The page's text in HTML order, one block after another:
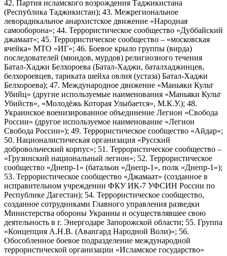
42. Партия исламского возрождения Таджикистана
(Республика Таджикистан); 43. Межрегиональное
леворадикальное анархистское движение «Народная
самооборона»; 44. Террористическое сообщество «Дуббайский
джамаат»; 45. Террористическое сообщество – «московская
ячейка» МТО «ИГ»; 46. Боевое крыло группы (вирда)
последователей (мюидов, мурдов) религиозного течения
Батал-Хаджи Белхороева (Батал-Хаджи, баталхаджинцев,
белхороевцев, тариката шейха овлия (устаза) Батал-Хаджи
Белхороева); 47. Международное движение «Маньяки Культ
Убийц» (другие используемые наименования «Маньяки Культ
Убийств», «Молодёжь Которая Улыбается», М.К.У.); 48.
Украинское военизированное объединение Легион «Свобода
России» (другое используемое наименование «Легион
Свобода России»); 49. Террористическое сообщество «Айдар»;
50. Националистическая организация «Русский
добровольческий корпус»; 51. Террористическое сообщество –
«Грузинский национальный легион»; 52. Террористическое
сообщество «Днепр-1» (батальон «Днепр-1», полк «Днепр-1»);
53. Террористическое сообщество «Джамаат» (созданное в
исправительном учреждении ФКУ ИК-7 УФСИН России по
Республике Дагестан); 54. Террористическое сообщество,
созданное сотрудниками Главного управления разведки
Министерства обороны Украины и осуществлявшее свою
деятельность в г. Энергодаре Запорожской области; 55. Группа
«Концепция А.Н.В. (Авангард Народной Воли)»; 56.
Обособленное боевое подразделение международной
террористической организации «Исламское государство»